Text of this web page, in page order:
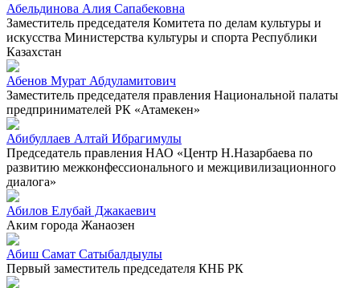
Абельдинова Алия Сапабековна
Заместитель председателя Комитета по делам культуры и
искусства Министерства культуры и спорта Республики
Казахстан
Абенов Мурат Абдуламитович
Заместитель председателя правления Национальной палаты
предпринимателей РК «Атамекен»
Абибуллаев Алтай Ибрагимулы
Председатель правления НАО «Центр Н.Назарбаева по
развитию межконфессионального и межцивилизационного
диалога»
Абилов Елубай Джакаевич
Аким города Жанаозен
Абиш Самат Сатыбалдыулы
Первый заместитель председателя КНБ РК